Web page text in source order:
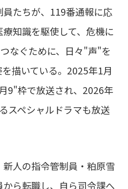
たちが、119番通報に応
知識を駆使して、危機に
なぐために、日々"声"を
描いている。2025年1月
9"枠で放送され、2026年
スペシャルドラマも放送
人の指令管制員・粕原雪
ら転職し、自ら司令課へ